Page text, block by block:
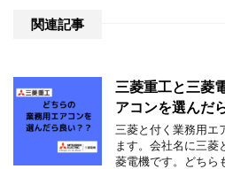
関連記事
三菱重工と三菱
アコンを選んだ
三菱と付く業務用エ
ます。会社名に三菱
菱電機です。どちら